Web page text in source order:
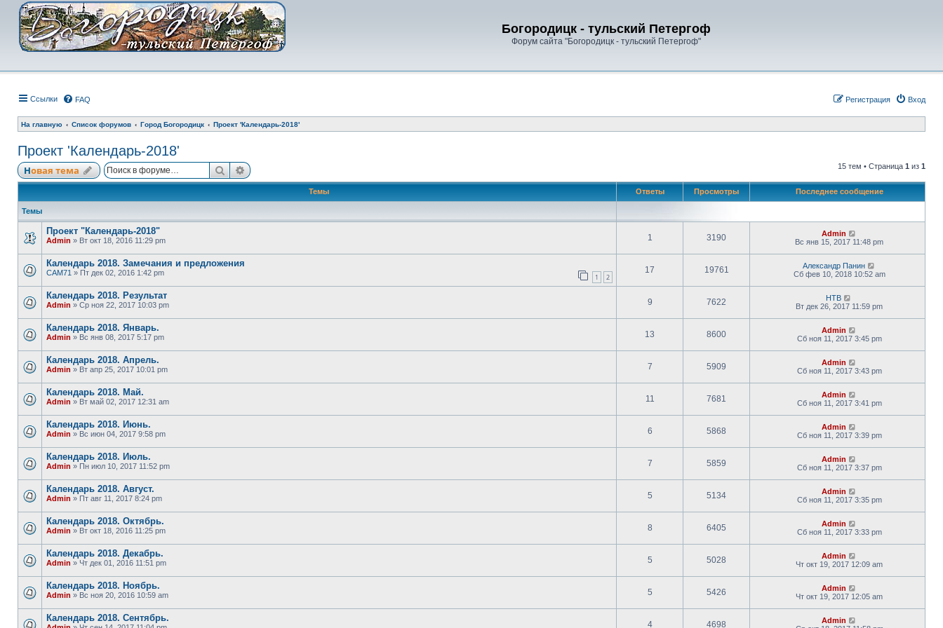
Богородицк - тульский Петергоф
Форум сайта "Богородицк - тульский Петергоф"
Ссылки FAQ Вход
Регистрация
На главную Список форумов Город Богородицк Проект 'Календарь-2018'
Проект 'Календарь-2018'
Новая тема ПоискРасширенный поиск 15 тем • Страница 1 из 1
Темы Ответы Просмотры Последнее сообщение
Темы
Проект "Календарь-2018"
Admin » Вт окт 18, 2016 11:29 pm 1 3190
Admin
Вс янв 15, 2017 11:48 pm
Календарь 2018. Замечания и предложения
САМ71 » Пт дек 02, 2016 1:42 pm 1 2
17 19761
Александр Панин
Сб фев 10, 2018 10:52 am
Календарь 2018. Результат
Admin » Ср ноя 22, 2017 10:03 pm 9 7622
НТВ
Вт дек 26, 2017 11:59 pm
Календарь 2018. Январь.
Admin » Вс янв 08, 2017 5:17 pm 13 8600
Admin
Сб ноя 11, 2017 3:45 pm
Календарь 2018. Апрель.
Admin » Вт апр 25, 2017 10:01 pm 7 5909
Admin
Сб ноя 11, 2017 3:43 pm
Календарь 2018. Май.
Admin » Вт май 02, 2017 12:31 am 11 7681
Admin
Сб ноя 11, 2017 3:41 pm
Календарь 2018. Июнь.
Admin » Вс июн 04, 2017 9:58 pm 6 5868
Admin
Сб ноя 11, 2017 3:39 pm
Календарь 2018. Июль.
Admin » Пн июл 10, 2017 11:52 pm 7 5859
Admin
Сб ноя 11, 2017 3:37 pm
Календарь 2018. Август.
Admin » Пт авг 11, 2017 8:24 pm 5 5134
Admin
Сб ноя 11, 2017 3:35 pm
Календарь 2018. Октябрь.
Admin » Вт окт 18, 2016 11:25 pm 8 6405
Admin
Сб ноя 11, 2017 3:33 pm
Календарь 2018. Декабрь.
Admin » Чт дек 01, 2016 11:51 pm 5 5028
Admin
Чт окт 19, 2017 12:09 am
Календарь 2018. Ноябрь.
Admin » Вс ноя 20, 2016 10:59 am 5 5426
Admin
Чт окт 19, 2017 12:05 am
Календарь 2018. Сентябрь.
4 4698
Admin